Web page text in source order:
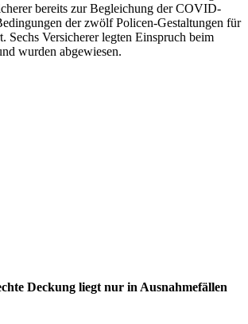
bereits zur Begleichung der COVID-
der zwölf Policen-Gestaltungen für
Sechs Versicherer legten Einspruch beim
wurden abgewiesen.
Deckung liegt nur in Ausnahmefällen